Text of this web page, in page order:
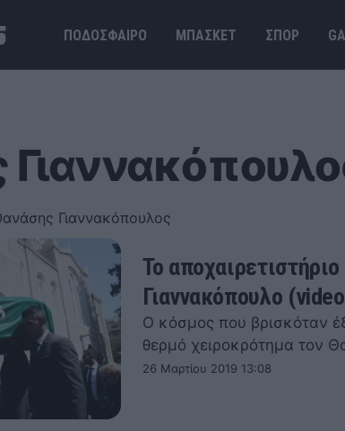
ΠΟΔΟΣΦΑΙΡΟ ΜΠΑΣΚΕΤ ΣΠΟΡ
Γιαννακόπουλος
Το
Γιαννακόπουλο
Ο κόσμος που βρισκόταν
θερμό χειροκρότημα τον
26 Μαρτίου 2019 13:08